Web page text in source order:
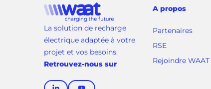
La solution de recharge
électrique adaptée à votre
projet et vos besoins.
Retrouvez-nous sur
A propos
Partenaires
RSE
Rejoindre WAAT(